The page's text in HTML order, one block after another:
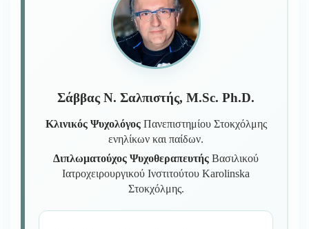
Σάββας Ν. Σαλπιστής, M.Sc. Ph.D.
Κλινικός ΨυχολόγοςΠανεπιστημίου Στοκχόλμης
ενηλίκων και παίδων.
Διπλωματούχος Ψυχοθεραπευτής Βασιλικού
Ιατροχειρουργικού Ινστιτούτου Karolinska
Στοκχόλμης.